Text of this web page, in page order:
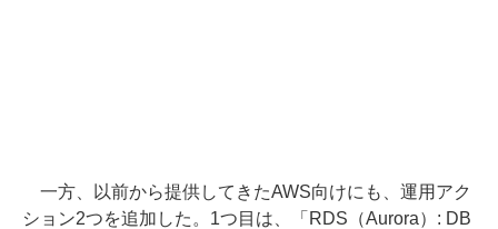
一方、以前から提供してきたAWS向けにも、運用アク
ション2つを追加した。1つ目は、「RDS（Aurora）: DB